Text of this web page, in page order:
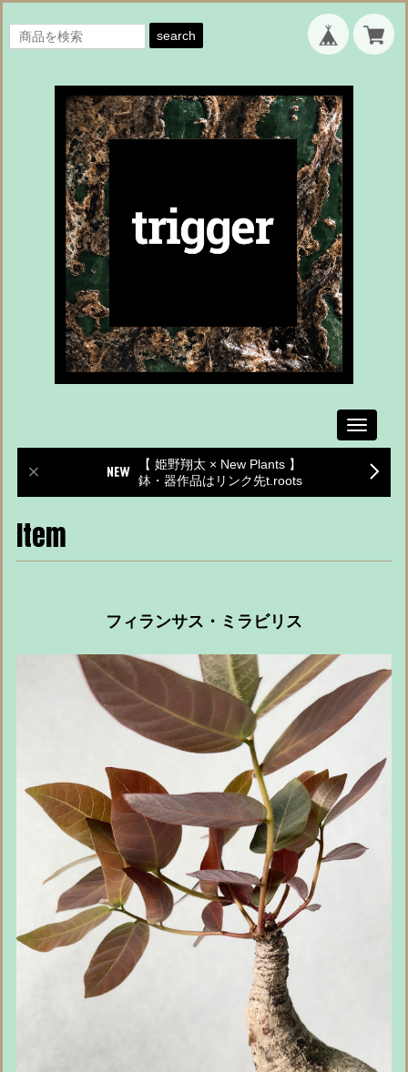
search
Toggle
【 姫野翔太 × New Plants 】
鉢・器作品はリンク先t.roots
Item
フィランサス・ミラビリス